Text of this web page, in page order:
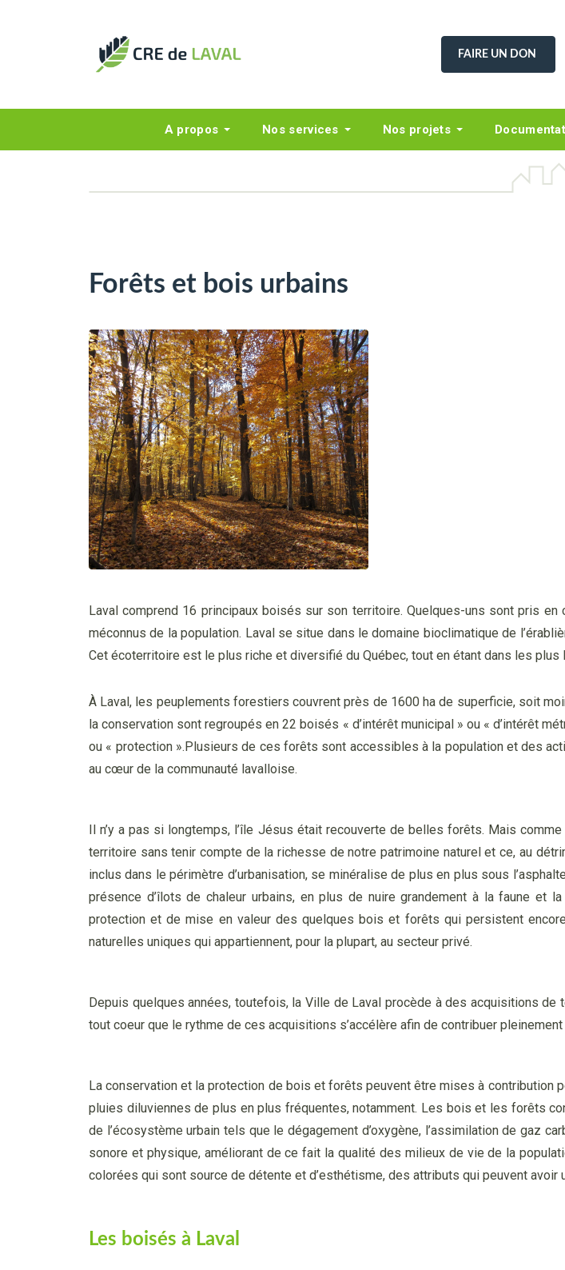
FAIRE UN DON
A propos Nos services Nos projets
Forêts et bois urbains
Laval comprend 16 principaux boisés sur son territoire. Quelques-uns sont pris
méconnus de la population. Laval se situe dans le domaine bioclimatique de
Cet écoterritoire est le plus riche et diversifié du Québec, tout en étant dans les plus
À Laval, les peuplements forestiers couvrent près de 1600 ha de superficie, soit
la conservation sont regroupés en 22 boisés « d’intérêt municipal » ou « d’intérêt
ou « protection ».Plusieurs de ces forêts sont accessibles à la population et des
au cœur de la communauté lavalloise.
Il n’y a pas si longtemps, l’île Jésus était recouverte de belles forêts. Mais
territoire sans tenir compte de la richesse de notre patrimoine naturel et ce, au
inclus dans le périmètre d’urbanisation, se minéralise de plus en plus sous
présence d’îlots de chaleur urbains, en plus de nuire grandement à la faune
protection et de mise en valeur des quelques bois et forêts qui persistent
naturelles uniques qui appartiennent, pour la plupart, au secteur privé.
Depuis quelques années, toutefois, la Ville de Laval procède à des acquisitions de
tout coeur que le rythme de ces acquisitions s’accélère afin de contribuer
La conservation et la protection de bois et forêts peuvent être mises à contribution
pluies diluviennes de plus en plus fréquentes, notamment. Les bois et les forêts
de l’écosystème urbain tels que le dégagement d’oxygène, l’assimilation de gaz
sonore et physique, améliorant de ce fait la qualité des milieux de vie de la
colorées qui sont source de détente et d’esthétisme, des attributs qui peuvent avoir
Les boisés à Laval